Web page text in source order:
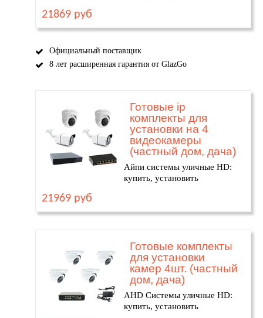
21869 руб
Официальный поставщик
8 лет расширенная гарантия от GlazGo
Готовые ip
комплекты для
установки на 4
видеокамеры
(частный дом, дача)
Айпи системы уличные HD:
купить, установить
21969 руб
Готовые комплекты
для установки
камер 4шт. (частный
дом, дача)
AHD Системы уличные HD:
купить, установить